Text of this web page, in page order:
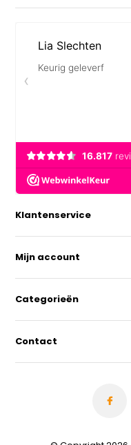
Klantenservice
Mijn account
Categorieën
Contact